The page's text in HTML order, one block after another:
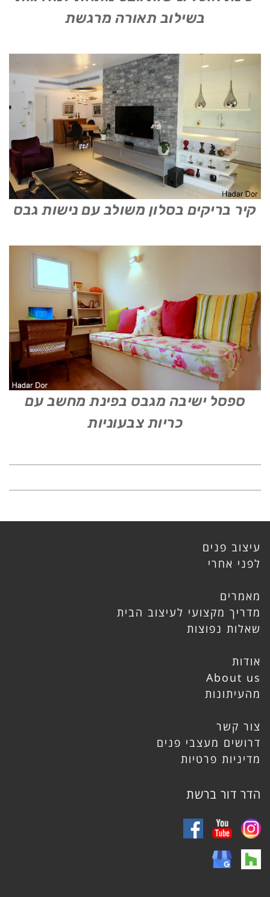
בשילוב תאורה מרגשת
קיר בריקים בסלון משולב עם נישות גבס
ספסל ישיבה מגבס בפינת מחשב עם
כריות צבעוניות
עיצוב פנים
לפני אחרי
מאמרים
מדריך מקצועי לעיצוב הבית
שאלות נפוצות
אודות
About us
מהעיתונות
צור קשר
דרושים מעצבי פנים
מדיניות פרטיות
הדר דור ברשת